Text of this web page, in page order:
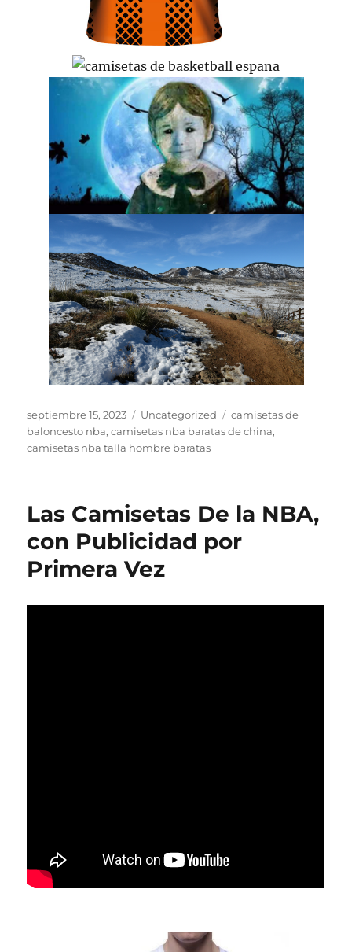
Publicado
el
septiembre 15, 2023 Categorías
Uncategorized Etiquetas
camisetas de
baloncesto nba,camisetas nba baratas de china,
camisetas nba talla hombre baratas
Las Camisetas De la NBA,
con Publicidad por
Primera Vez